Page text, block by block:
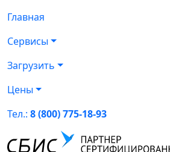
Главная
Сервисы
Загрузить
Цены
Тел.: 8 (800) 775-18-93